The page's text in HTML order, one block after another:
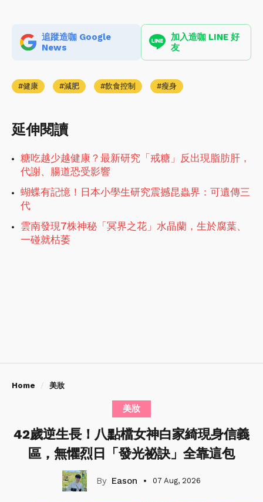
追蹤造咖 Google
News
加入造咖 LINE 好
友
健康 減肥 飲食控制 瘦身
延伸閱讀
糖吃越少越健康？最新研究「戒糖」反出現脂肪肝，
代謝、腸道恐受影響
蝴蝶有記憶！日本小學生研究震撼昆蟲界：可遺傳三
代
雲南發現7株神秘「冥界之花」水晶蘭，生於腐葉、
一碰就枯萎
Home 美妝
美妝
42歲逆生長！八點檔女神白家綺現身信義
區，無懼烈日「發光祕訣」全靠這包
Eason 07 Aug, 2026